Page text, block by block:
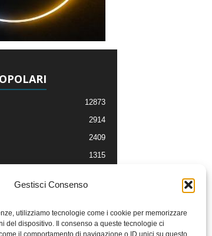
Gestisci Consenso
utilizziamo tecnologie come i cookie per memorizzare
del dispositivo. Il consenso a queste tecnologie ci
il comportamento di navigazione o ID unici su questo
12873
2914
2409
1315